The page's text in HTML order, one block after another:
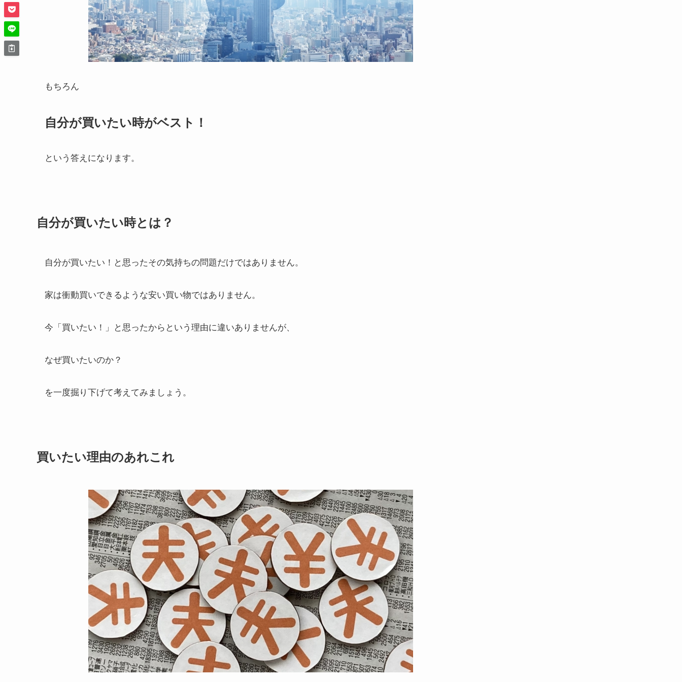
もちろん
自分が買いたい時がベスト！
という答えになります。
自分が買いたい時とは？
自分が買いたい！と思ったその気持ちの問題だけではありません。
家は衝動買いできるような安い買い物ではありません。
今「買いたい！」と思ったからという理由に違いありませんが、
なぜ買いたいのか？
を一度掘り下げて考えてみましょう。
買いたい理由のあれこれ